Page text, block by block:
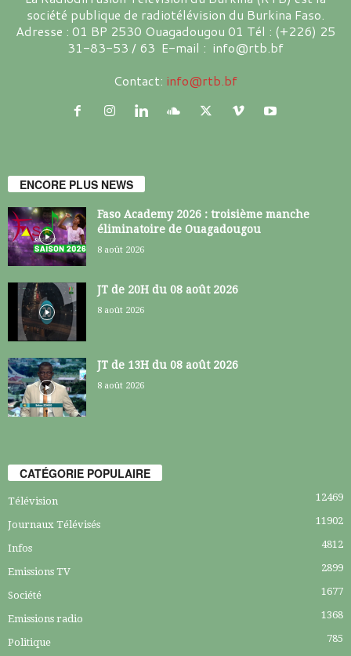
société publique de radiotélévision du Burkina Faso.
Adresse : 01 BP 2530 Ouagadougou 01 Tél : (+226) 25
31-83-53 / 63 E-mail : info@rtb.bf
Contact: info@rtb.bf
ENCORE PLUS NEWS
Faso Academy 2026 : troisième manche
éliminatoire de Ouagadougou
8 août 2026
JT de 20H du 08 août 2026
8 août 2026
JT de 13H du 08 août 2026
8 août 2026
CATÉGORIE POPULAIRE
Télévision 12469
Journaux Télévisés 11902
Infos 4812
Emissions TV 2899
Société 1677
Emissions radio 1368
Politique 785